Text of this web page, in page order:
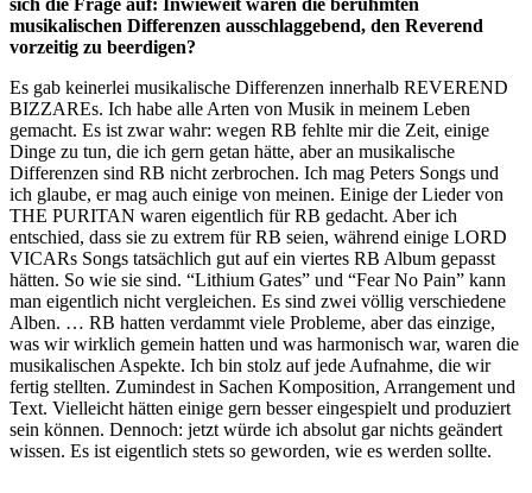
musikalischen Differenzen ausschlaggebend, den Reverend
vorzeitig zu beerdigen?
Es gab keinerlei musikalische Differenzen innerhalb REVEREND
BIZZAREs. Ich habe alle Arten von Musik in meinem Leben
gemacht. Es ist zwar wahr: wegen RB fehlte mir die Zeit, einige
Dinge zu tun, die ich gern getan hätte, aber an musikalische
Differenzen sind RB nicht zerbrochen. Ich mag Peters Songs und
ich glaube, er mag auch einige von meinen. Einige der Lieder von
THE PURITAN waren eigentlich für RB gedacht. Aber ich
entschied, dass sie zu extrem für RB seien, während einige LORD
VICARs Songs tatsächlich gut auf ein viertes RB Album gepasst
hätten. So wie sie sind. “Lithium Gates” und “Fear No Pain” kann
man eigentlich nicht vergleichen. Es sind zwei völlig verschiedene
Alben. … RB hatten verdammt viele Probleme, aber das einzige,
was wir wirklich gemein hatten und was harmonisch war, waren die
musikalischen Aspekte. Ich bin stolz auf jede Aufnahme, die wir
fertig stellten. Zumindest in Sachen Komposition, Arrangement und
Text. Vielleicht hätten einige gern besser eingespielt und produziert
sein können. Dennoch: jetzt würde ich absolut gar nichts geändert
wissen. Es ist eigentlich stets so geworden, wie es werden sollte.